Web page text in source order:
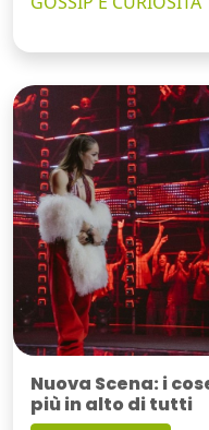
Nuova Scena: i
più in alto di tutti